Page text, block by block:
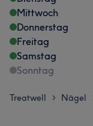
Mittwoch
Donnerstag
Freitag
Samstag
Sonntag
Treatwell > Nägel